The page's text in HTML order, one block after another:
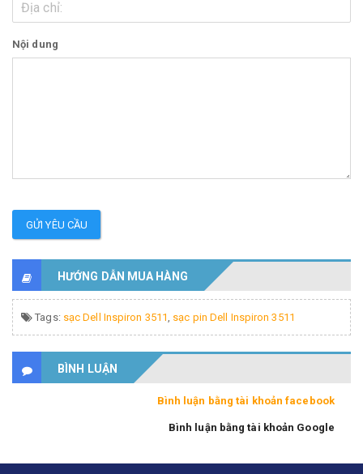
Nội dung
GỬI YÊU CẦU
HƯỚNG DẪN MUA HÀNG
Tags: sạc Dell Inspiron 3511, sạc pin Dell Inspiron 3511
BÌNH LUẬN
Bình luận bằng tài khoản facebook
Bình luận bằng tài khoản Google